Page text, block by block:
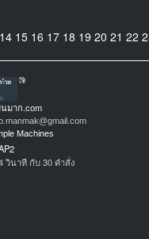
14 15 16 17 18 19 20 21 22
มาก.com
Machines
วินาที กับ 30 คำสั่ง